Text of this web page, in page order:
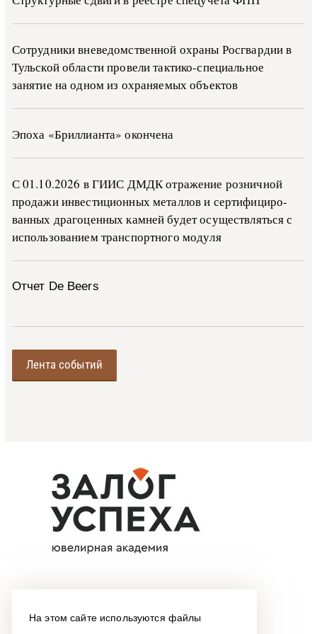
На этом сайте используются файлы
Сотрудники вневедомственной охраны Росгвардии в
Тульской области провели тактико-специальное
занятие на одном из охраняемых объектов
Эпоха «Бриллианта» окончена
С 01.10.2026 в ГИИС ДМДК от­ра­же­ние роз­ни­ч­ной
про­да­жи ин­ве­сти­ци­он­ных ме­тал­лов и сер­ти­фи­ци­ро­
ван­ных дра­го­цен­ных ка­м­ней бу­дет осу­ще­ств­лять­ся с
ис­поль­зо­ва­ни­ем тран­с­пор­т­но­го мо­ду­ля
Отчет De Beers
Лента событий